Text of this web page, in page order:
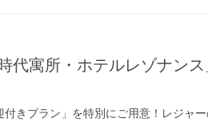
代寓所・ホテルレゾナン
きプラン」を特別にご用意！レジャ